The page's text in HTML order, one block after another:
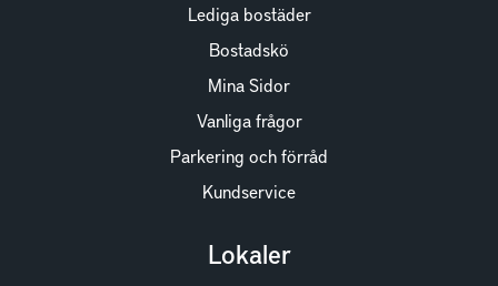
Lediga bostäder
Bostadskö
Mina Sidor
Vanliga frågor
Parkering och förråd
Kundservice
Lokaler